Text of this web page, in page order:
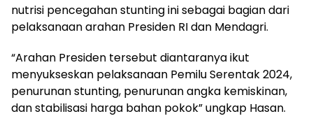
nutrisi pencegahan stunting ini sebagai bagian dari
pelaksanaan arahan Presiden RI dan Mendagri.
“Arahan Presiden tersebut diantaranya ikut
menyukseskan pelaksanaan Pemilu Serentak 2024,
penurunan stunting, penurunan angka kemiskinan,
dan stabilisasi harga bahan pokok” ungkap Hasan.